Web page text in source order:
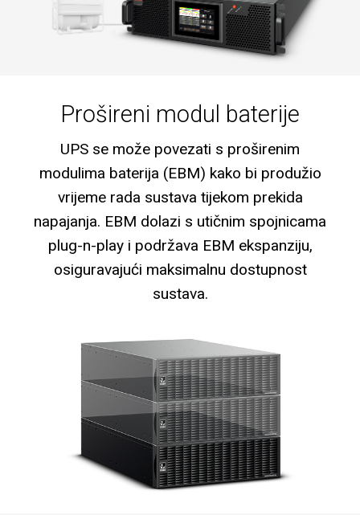
Prošireni modul baterije
UPS se može povezati s proširenim
modulima baterija (EBM) kako bi produžio
vrijeme rada sustava tijekom prekida
napajanja. EBM dolazi s utičnim spojnicama
plug-n-play i podržava EBM ekspanziju,
osiguravajući maksimalnu dostupnost
sustava.